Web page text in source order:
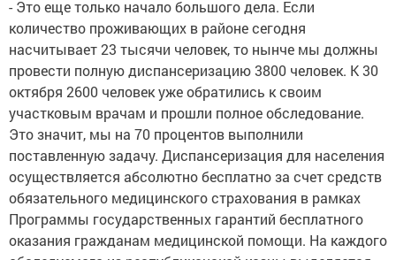
- Это еще только начало большого дела. Если
количество проживающих в районе сегодня
насчитывает 23 тысячи человек, то нынче мы должны
провести полную диспансеризацию 3800 человек. К 30
октября 2600 человек уже обратились к своим
участковым врачам и прошли полное обследование.
Это значит, мы на 70 процентов выполнили
поставленную задачу. Диспансеризация для населения
осуществляется абсолютно бесплатно за счет средств
обязательного медицинского страхования в рамках
Программы государственных гарантий бесплатного
оказания гражданам медицинской помощи. На каждого